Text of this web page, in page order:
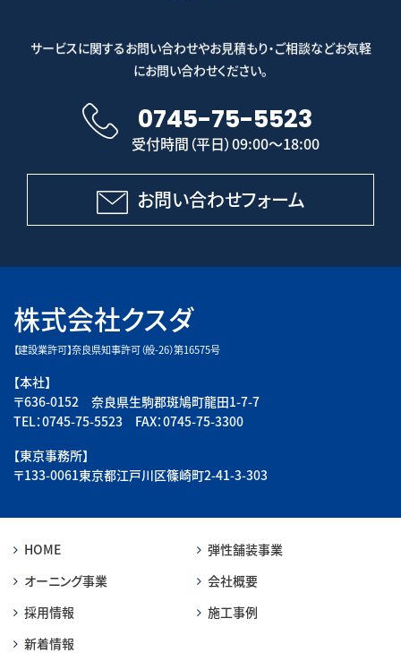
サービスに関するお問い合わせやお見積もり・ご相談などお気軽
にお問い合わせください。
0745-75-5523
受付時間（平日）09:00～18:00
お問い合わせフォーム
株式会社クスダ
【建設業許可】奈良県知事許可（般-26）第16575号
【本社】
〒636-0152 奈良県生駒郡斑鳩町龍田1-7-7
TEL：0745-75-5523 FAX：0745-75-3300
【東京事務所】
〒133-0061東京都江戸川区篠崎町2-41-3-303
HOME
弾性舗装事業
オーニング事業
会社概要
採用情報
施工事例
新着情報